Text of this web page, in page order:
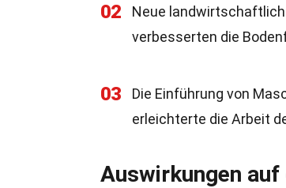
02
Neue
verbesserten die
03
Die Einführung von
erleichterte die Arbeit
Auswirkungen